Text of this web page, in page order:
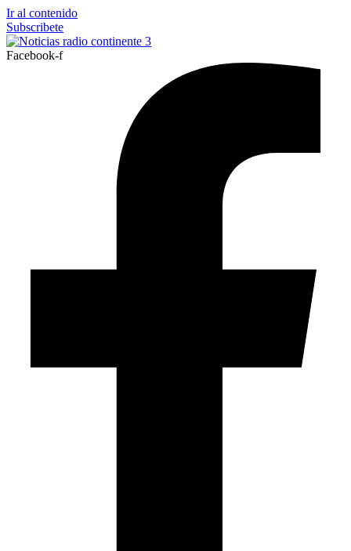
Ir al contenido
Subscribete
Facebook-f